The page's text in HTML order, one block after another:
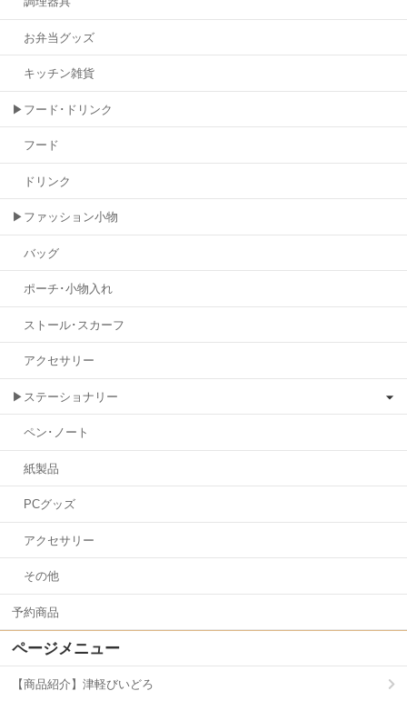
お弁当グッズ
キッチン雑貨
▶フード･ドリンク
フード
ドリンク
▶ファッション小物
バッグ
ポーチ･小物入れ
ストール･スカーフ
アクセサリー
▶ステーショナリー
ペン･ノート
紙製品
PCグッズ
アクセサリー
その他
予約商品
ページメニュー
【商品紹介】津軽びいどろ